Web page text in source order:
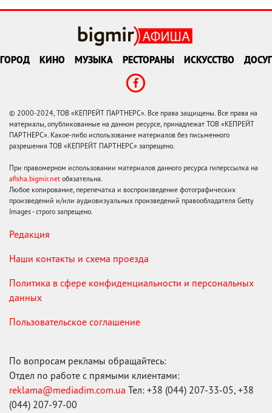
ГОРОД КИНО МУЗЫКА РЕСТОРАНЫ ИСКУССТВО ДОСУГ
© 2000-2024, ТОВ «КЕПРЕЙТ ПАРТНЕРС». Все права защищены. Все права на
материалы, опубликованные на данном ресурсе, принадлежат ТОВ «КЕПРЕЙТ
ПАРТНЕРС». Какое-либо использование материалов без письменного
разрешения ТОВ «КЕПРЕЙТ ПАРТНЕРС» запрещено.
При правомерном использовании материалов данного ресурса гиперссылка на
afisha.bigmir.net обязательна.
Любое копирование, перепечатка и воспроизведение фотографических
произведений и/или аудиовизуальных произведений правообладателя Getty
Images - строго запрещено.
Редакция
Наши контакты и схема проезда
Политика в сфере конфиденциальности и персональных
данных
Пользовательское соглашение
По вопросам рекламы обращайтесь:
Отдел по работе с прямыми клиентами:
reklama@mediadim.com.ua Тел: +38 (044) 207-33-05, +38
(044) 207-97-00